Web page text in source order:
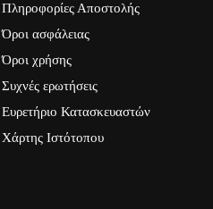
Πληροφορίες Αποστολής
Όροι ασφάλειας
Όροι χρήσης
Συχνές ερωτήσεις
Ευρετήριο Κατασκευαστών
Χάρτης Ιστότοπου